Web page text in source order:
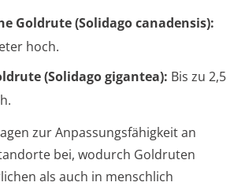
Goldrute (Solidago canadensis):
hoch.
(Solidago gigantea): Bis zu 2,5
zur Anpassungsfähigkeit an
bei, wodurch Goldruten
als auch in menschlich